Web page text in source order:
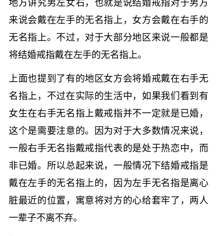
来说会戴在左手的无名指上，女方会戴在右手的
无名指上。不过，对于大部分地区来说一般都是
将结婚戒指戴在左手的无名指上。
上面也提到了有的地区女方会将婚戒戴在右手无
名指上，不过在实际的生活中，如果我们看到有
女生在右手无名指上戴戒指并不一定就是已婚，
这个是需要注意的。因为对于大多数情况来说，
一般右手无名指戴戒指代表的是处于热恋中，而
非已婚。所以总起来说，一般情况下结婚戒指是
戴在左手的无名指上的，因为左手无名指是离心
脏最近的位置，寓意将对方的心给套牢了，两人
一辈子不离不弃。